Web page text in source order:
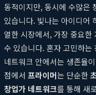
동적이지만, 동시에 수많은
있습니다. 빛나는 아이디어
열한 시장에서, 가장 중요
수 있습니다. 혼자 고민하
네트워크 안에서는 생존율
점에서 프라이머는 단순한
창업가 네트워크를 통해 새